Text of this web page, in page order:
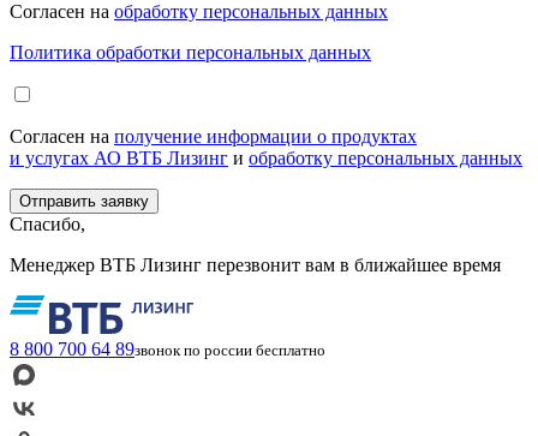
Согласен на обработку персональных данных
Политика обработки персональных данных
Согласен на получение информации о продуктах
и услугах АО ВТБ Лизинг и обработку персональных данных
Спасибо,
Менеджер ВТБ Лизинг перезвонит вам в ближайшее время
8 800 700 64 89звонок по россии бесплатно